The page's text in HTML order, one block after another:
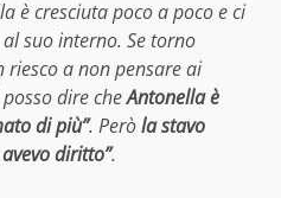
è cresciuta poco a poco e ci
suo interno. Se torno
a non pensare ai
dire cheAntonella è
di più”. Peròla stavo
diritto”.